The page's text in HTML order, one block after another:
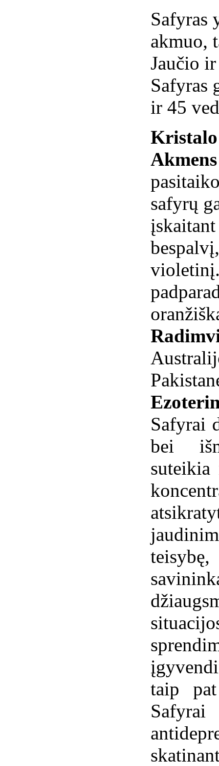
Safyras
akmuo,
Jaučio
Safyras
ir 45
safyrų
Safyrai
bei
suteikia
taip